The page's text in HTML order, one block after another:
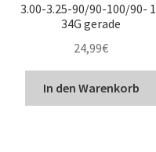
3.00-3.25-90/90-100/90-
34G gerade
24,99€
In den Warenkorb